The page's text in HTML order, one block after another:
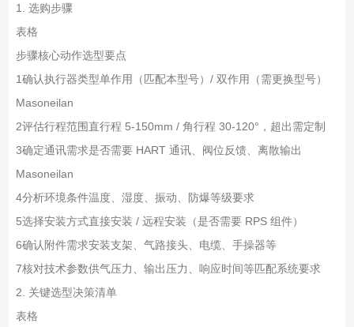
1. 选购步骤
表格
步骤核心动作选型要点
1确认执行器类型单作用（匹配本型号）/ 双作用（需更换型号）
Masoneilan
2评估行程范围直行程 5-150mm / 角行程 30-120°，超出需定制
3确定通讯需求是否需要 HART 通讯、阀位反馈、离散输出
Masoneilan
4分析环境条件温度、湿度、振动、防爆等级要求
5选择安装方式直接安装 / 远程安装（是否需要 RPS 组件）
6确认附件需求安装支架、气路接头、电缆、手操器等
7核对技术参数供气压力、输出压力、响应时间等匹配系统要求
2. 关键选型决策清单
表格